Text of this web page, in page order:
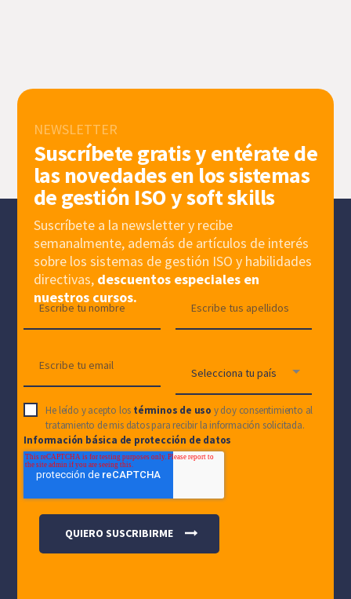
NEWSLETTER
Suscríbete gratis y entérate de
las novedades en los sistemas
de gestión ISO y soft skills
Suscríbete a la newsletter y recibe
semanalmente, además de artículos de interés
sobre los sistemas de gestión ISO y habilidades
directivas, descuentos especiales en
nuestros cursos.
He leído y acepto los términos de uso y doy consentimiento al
tratamiento de mis datos para recibir la información solicitada.
Información básica de protección de datos